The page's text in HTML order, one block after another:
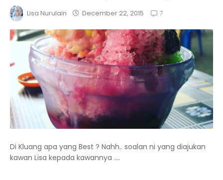
Lisa Nurulain December 22, 2015 7
Di Kluang apa yang Best ? Nahh.. soalan ni yang diajukan
kawan Lisa kepada kawannya ....